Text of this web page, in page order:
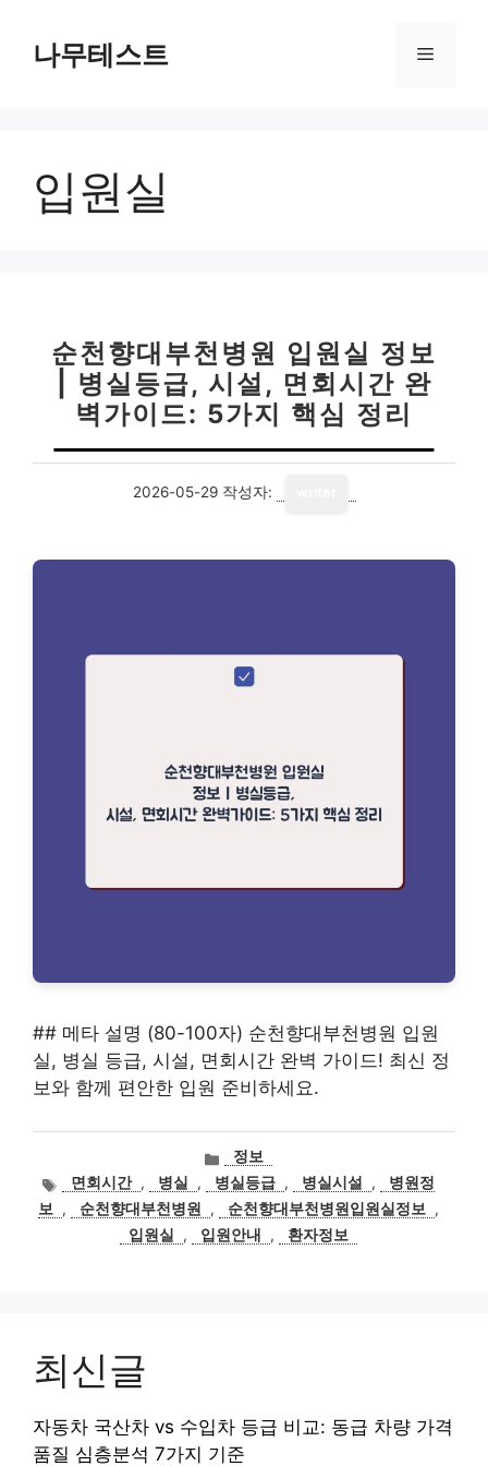
나무테스트 메
입원실
순천향대부천병원 입원실 정보
| 병실등급, 시설, 면회시간 완
벽가이드: 5가지 핵심 정리
2026-05-29 작성자:
## 메타 설명 (80-100자) 순천향대부천병원 입원
실, 병실 등급, 시설, 면회시간 완벽 가이드! 최신 정
보와 함께 편안한 입원 준비하세요.
카
테
고
리
정보
태면회시간 , 병실 , 병실등급 , 병실시설 ,
병원정
보
, 순천향대부천병원 , 순천향대부천병원입원실정보
,
입원실
, 입원안내 , 환자정보
최신글
자동차 국산차 vs 수입차 등급 비교: 동급 차량 가격
품질 심층분석 7가지 기준